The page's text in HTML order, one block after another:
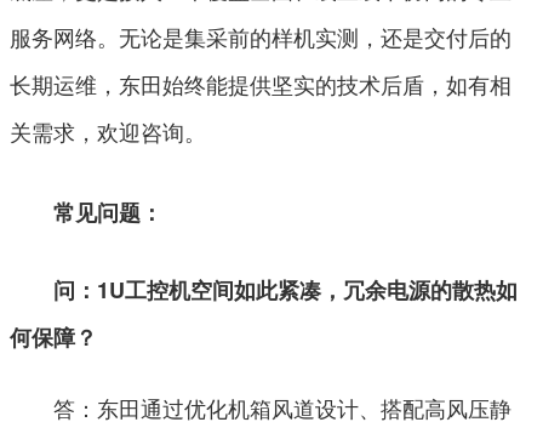
服务网络。无论是集采前的样机实测，还是交付后的
长期运维，东田始终能提供坚实的技术后盾，如有相
关需求，欢迎咨询。
常见问题：
问：1U工控机空间如此紧凑，冗余电源的散热如
何保障？
答：东田通过优化机箱风道设计、搭配高风压静